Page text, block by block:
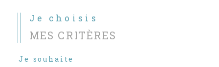
Je choisis
MES CRITÈRES
Je souhaite